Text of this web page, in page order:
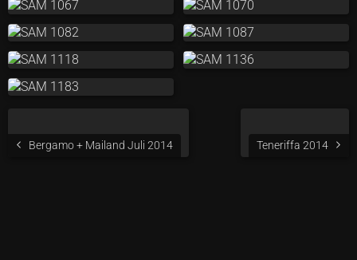
Bergamo + Mailand Juli 2014 Teneriffa 2014